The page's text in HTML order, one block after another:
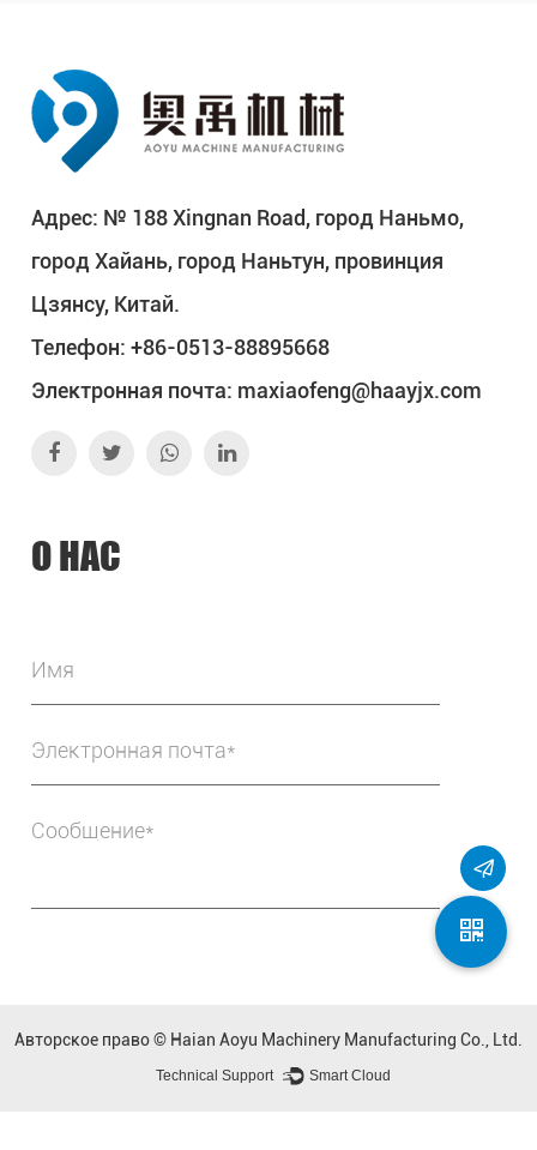
Адрес: № 188 Xingnan Road, город Наньмо,
город Хайань, город Наньтун, провинция
Цзянсу, Китай.
Телефон: +86-0513-88895668
Электронная почта: maxiaofeng@haayjx.com
О НАС
Авторское право © Haian Aoyu Machinery Manufacturing Co., Ltd.
Technical Support ： Smart Cloud